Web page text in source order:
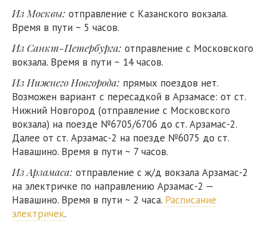
Из Москвы: отправление с Казанского вокзала.
Время в пути ~ 5 часов.
Из Санкт-Петербурга: отправление с Московского
вокзала. Время в пути ~ 14 часов.
Из Нижнего Новгорода: прямых поездов нет.
Возможен вариант с пересадкой в Арзамасе: от ст.
Нижний Новгород (отправление с Московского
вокзала) на поезде №6705/6706 до ст. Арзамас-2.
Далее от ст. Арзамас-2 на поезде №6075 до ст.
Навашино. Время в пути ~ 7 часов.
Из Арзамаса: отправление с ж/д вокзала Арзамас-2
на электричке по направлению Арзамас-2 —
Навашино. Время в пути ~ 2 часа. Расписание
электричек.